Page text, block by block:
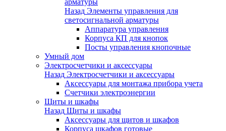
арматуры
Назад Элементы управления для
светосигнальной арматуры
Аппаратура управления
Корпуса КП для кнопок
Посты управления кнопочные
Умный дом
Электросчетчики и аксессуары
Назад Электросчетчики и аксессуары
Аксессуары для монтажа прибора учета
Счетчики электроэнергии
Щиты и шкафы
Назад Щиты и шкафы
Аксессуары для щитов и шкафов
Корпуса шкафов готовые